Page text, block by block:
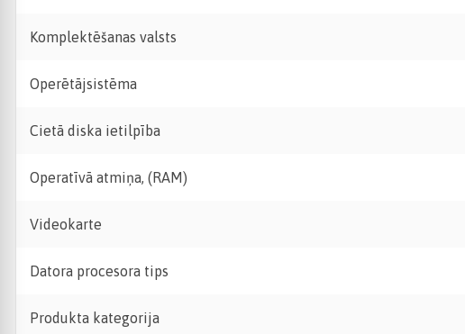
Komplektēšanas valsts
Operētājsistēma
Cietā diska ietilpība
Operatīvā atmiņa, (RAM)
Videokarte
Datora procesora tips
Produkta kategorija